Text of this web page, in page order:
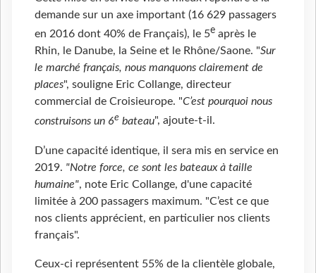
demande sur un axe important (16 629 passagers
en 2016 dont 40% de Français), le 5e après le
Rhin, le Danube, la Seine et le Rhône/Saone. "Sur
le marché français, nous manquons clairement de
places", souligne Eric Collange, directeur
commercial de Croisieurope. "C’est pourquoi nous
construisons un 6e bateau", ajoute-t-il.
D’une capacité identique, il sera mis en service en
2019. "Notre force, ce sont les bateaux à taille
humaine", note Eric Collange, d'une capacité
limitée à 200 passagers maximum. "C’est ce que
nos clients apprécient, en particulier nos clients
français".
Ceux-ci représentent 55% de la clientèle globale,